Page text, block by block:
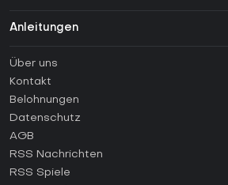
Anleitungen
Anleitungen
Wie aktiviert man einen Steam CD Key?
Wie aktiviert man einen Epic Games CD
Wie aktiviert man einen GOG CD Key?
Wie aktiviert man einen Ubisoft Connect
Über uns
Kontakt
Belohnungen
Datenschutz
AGB
RSS Nachrichten
RSS Spiele